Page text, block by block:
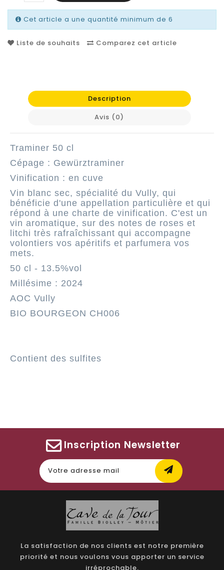
Cet article a une quantité minimum de 6
Liste de souhaits Comparez cet article
Description
Avis (0)
Traminer 50 cl
Cépage : Gewürztraminer
Vinification : en cuve
Vin blanc sec, spécialité du Vully, qui
bénéficie d'une appellation particulière et qui
répond à une charte de vinification. C'est un
vin aromatique, sur des notes de roses et
litchi très rafraîchissant qui accompagne
volontiers vos apéritifs et parfumera vos
mets.
50 cl - 13.5%vol
Millésime : 2024
AOC Vully
BIO BOURGEON CH006
Contient des sulfites
Inscription Newsletter
La satisfaction de nos clients est notre première
priorité et nous voulons vous apporter un service
irréprochable.